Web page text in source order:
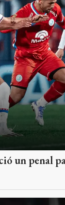
un penal